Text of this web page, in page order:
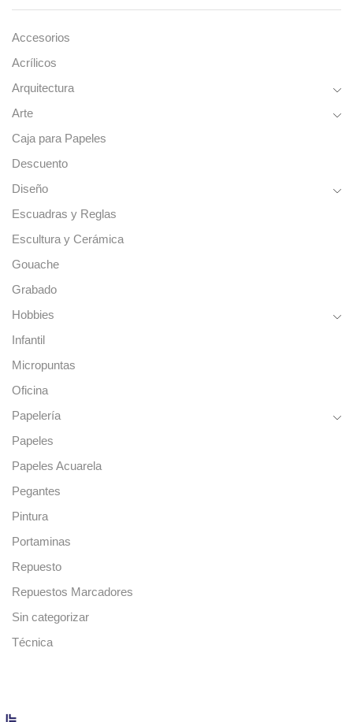
Accesorios
Acrílicos
Arquitectura
Arte
Caja para Papeles
Descuento
Diseño
Escuadras y Reglas
Escultura y Cerámica
Gouache
Grabado
Hobbies
Infantil
Micropuntas
Oficina
Papelería
Papeles
Papeles Acuarela
Pegantes
Pintura
Portaminas
Repuesto
Repuestos Marcadores
Sin categorizar
Técnica